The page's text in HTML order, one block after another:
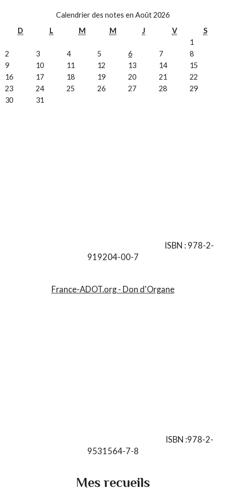
Calendrier des notes en Août 2026
D
L M M J V
S
1
2
3 4 5 6 7
8
9
10 11 12 13 14
15
16
17 18 19 20 21
22
23
24 25 26 27 28
29
30
31
ISBN : 978-2-
919204-00-7
France-ADOT.org - Don d'Organe
ISBN :978-2-
9531564-7-8
Mes recueils